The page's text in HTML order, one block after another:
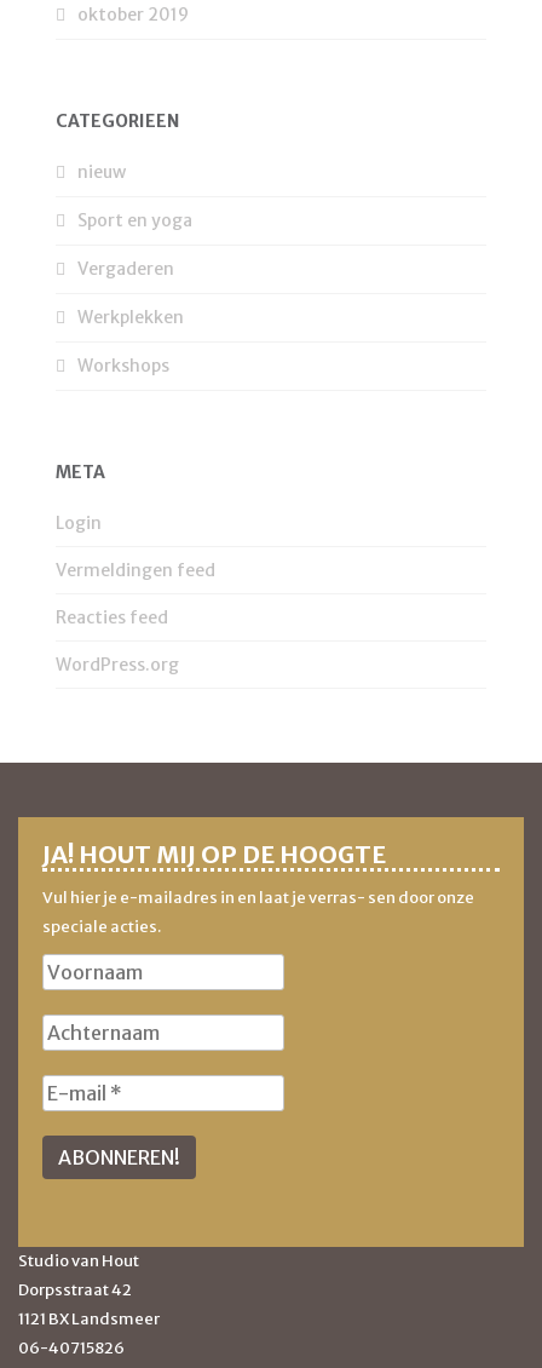
oktober 2019
CATEGORIEËN
nieuw
Sport en yoga
Vergaderen
Werkplekken
Workshops
META
Login
Vermeldingen feed
Reacties feed
WordPress.org
JA! HOUT MIJ OP DE HOOGTE
Vul hier je e-mailadres in en laat je verras- sen door onze
speciale acties.
Studio van Hout
Dorpsstraat 42
1121 BX Landsmeer
06-40715826